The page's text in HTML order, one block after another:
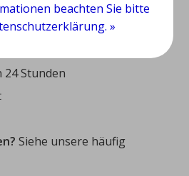
Stunden
Siehe unsere häufig
beachten Sie bitte
»